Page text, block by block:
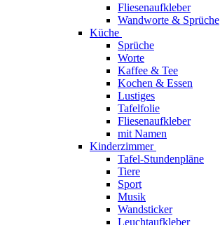
Fliesenaufkleber
Wandworte & Sprüche
Küche
Sprüche
Worte
Kaffee & Tee
Kochen & Essen
Lustiges
Tafelfolie
Fliesenaufkleber
mit Namen
Kinderzimmer
Tafel-Stundenpläne
Tiere
Sport
Musik
Wandsticker
Leuchtaufkleber